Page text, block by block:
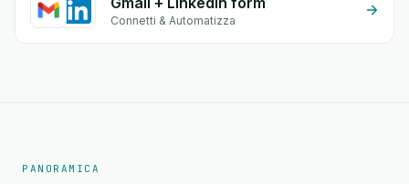
Connetti & Automatizza
PANORAMICA